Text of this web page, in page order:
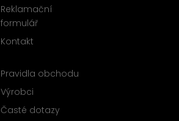
Reklamační
formulář
Kontakt
Pravidla obchodu
Výrobci
Časté dotazy